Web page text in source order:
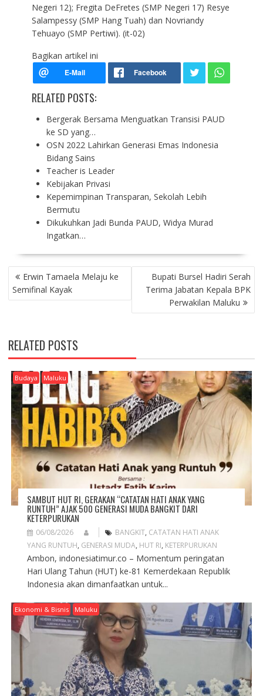
Negeri 12); Fregita DeFretes (SMP Negeri 17) Resye
Salampessy (SMP Hang Tuah) dan Novriandy
Tehuayo (SMP Pertiwi). (it-02)
Bagikan artikel ini
RELATED POSTS:
Bergerak Bersama Menguatkan Transisi PAUD
ke SD yang…
OSN 2022 Lahirkan Generasi Emas Indonesia
Bidang Sains
Teacher is Leader
Kebijakan Privasi
Kepemimpinan Transparan, Sekolah Lebih
Bermutu
Dikukuhkan Jadi Bunda PAUD, Widya Murad
Ingatkan…
P
O
S
A
V
I
G
A
T
O
N
Erwin Tamaela Melaju ke
Semifinal Kayak
Bupati Bursel Hadiri Serah
Terima Jabatan Kepala BPK
Perwakilan Maluku
RELATED POSTS
Budaya Maluku
SAMBUT HUT RI, GERAKAN “CATATAN HATI ANAK YANG
RUNTUH” AJAK 500 GENERASI MUDA BANGKIT DARI
KETERPURUKAN
06/08/2026 BANGKIT, CATATAN HATI ANAK
YANG RUNTUH, GENERASI MUDA, HUT RI, KETERPURUKAN
Ambon, indonesiatimur.co – Momentum peringatan
Hari Ulang Tahun (HUT) ke-81 Kemerdekaan Republik
Indonesia akan dimanfaatkan untuk...
Ekonomi & Bisnis Maluku